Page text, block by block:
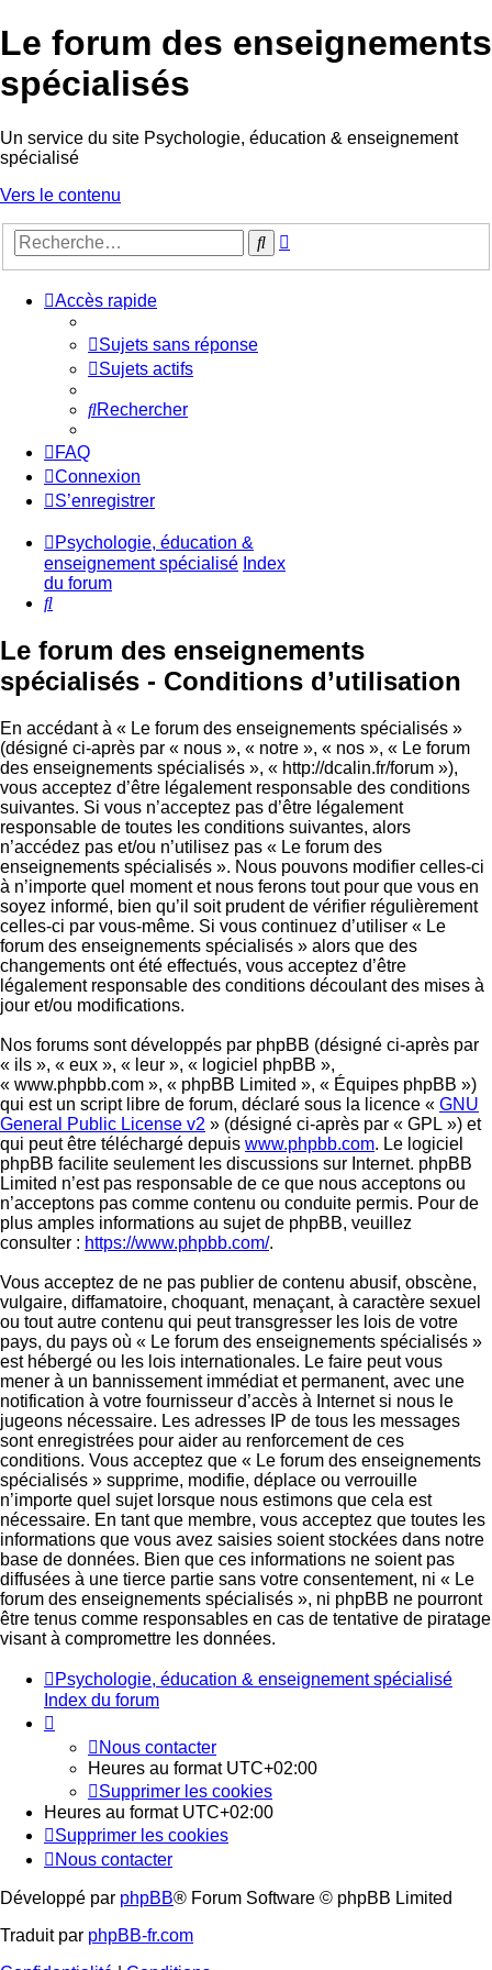
Le forum des enseignements
spécialisés
Un service du site Psychologie, éducation & enseignement
spécialisé
Vers le contenu
Rechercher
Accès rapide
Sujets sans réponse
Sujets actifs
Rechercher
FAQ
Connexion
S’enregistrer
Psychologie, éducation &
enseignement spécialisé Index
du forum
Rechercher
Le forum des enseignements
spécialisés - Conditions d’utilisation
En accédant à « Le forum des enseignements spécialisés »
(désigné ci-après par « nous », « notre », « nos », « Le forum
des enseignements spécialisés », « http://dcalin.fr/forum »),
vous acceptez d’être légalement responsable des conditions
suivantes. Si vous n’acceptez pas d’être légalement
responsable de toutes les conditions suivantes, alors
n’accédez pas et/ou n’utilisez pas « Le forum des
enseignements spécialisés ». Nous pouvons modifier celles-ci
à n’importe quel moment et nous ferons tout pour que vous en
soyez informé, bien qu’il soit prudent de vérifier régulièrement
celles-ci par vous-même. Si vous continuez d’utiliser « Le
forum des enseignements spécialisés » alors que des
changements ont été effectués, vous acceptez d’être
légalement responsable des conditions découlant des mises à
jour et/ou modifications.
Nos forums sont développés par phpBB (désigné ci-après par
« ils », « eux », « leur », « logiciel phpBB »,
« www.phpbb.com », « phpBB Limited », « Équipes phpBB »)
qui est un script libre de forum, déclaré sous la licence « GNU
General Public License v2 » (désigné ci-après par « GPL ») et
qui peut être téléchargé depuis www.phpbb.com. Le logiciel
phpBB facilite seulement les discussions sur Internet. phpBB
Limited n’est pas responsable de ce que nous acceptons ou
n’acceptons pas comme contenu ou conduite permis. Pour de
plus amples informations au sujet de phpBB, veuillez
consulter : https://www.phpbb.com/.
Vous acceptez de ne pas publier de contenu abusif, obscène,
vulgaire, diffamatoire, choquant, menaçant, à caractère sexuel
ou tout autre contenu qui peut transgresser les lois de votre
pays, du pays où « Le forum des enseignements spécialisés »
est hébergé ou les lois internationales. Le faire peut vous
mener à un bannissement immédiat et permanent, avec une
notification à votre fournisseur d’accès à Internet si nous le
jugeons nécessaire. Les adresses IP de tous les messages
sont enregistrées pour aider au renforcement de ces
conditions. Vous acceptez que « Le forum des enseignements
spécialisés » supprime, modifie, déplace ou verrouille
n’importe quel sujet lorsque nous estimons que cela est
nécessaire. En tant que membre, vous acceptez que toutes les
informations que vous avez saisies soient stockées dans notre
base de données. Bien que ces informations ne soient pas
diffusées à une tierce partie sans votre consentement, ni « Le
forum des enseignements spécialisés », ni phpBB ne pourront
être tenus comme responsables en cas de tentative de piratage
visant à compromettre les données.
Psychologie, éducation & enseignement spécialisé
Index du forum
Nous contacter
Heures au format UTC+02:00
Supprimer les cookies
Heures au format UTC+02:00
Supprimer les cookies
Nous contacter
Développé par phpBB® Forum Software © phpBB Limited
Traduit par phpBB-fr.com